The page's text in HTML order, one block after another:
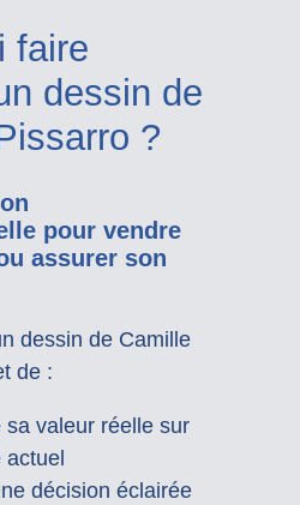
faire
dessin de
?
pour vendre
assurer son
dessin de Camille
de :
sa valeur réelle sur
actuel
décision éclairée